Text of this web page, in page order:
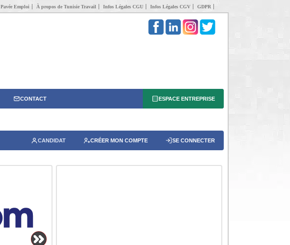
Pavée Emploi À propos de Tunisie Travail Infos Légales CGU Infos Légales CGV GDPR
CONTACT ESPACE ENTREPRISE
CANDIDAT CRÉER MON COMPTE SE CONNECTER